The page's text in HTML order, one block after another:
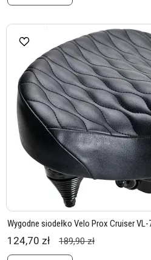
Wygodne siodełko Velo Prox Cruiser
124,70 zł 189,90 zł